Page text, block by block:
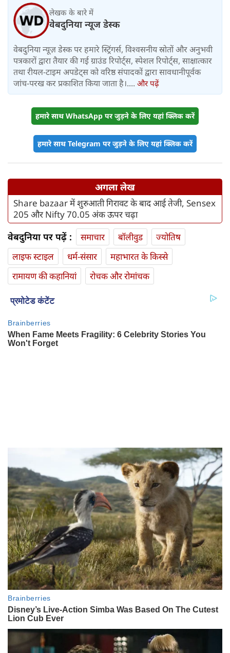
लेखक के बारे में
वेबदुनिया न्यूज डेस्क
वेबदुनिया न्यूज़ डेस्क पर हमारे स्ट्रिंगर्स, विश्वसनीय स्रोतों और अनुभवी
पत्रकारों द्वारा तैयार की गई ग्राउंड रिपोर्ट्स, स्पेशल रिपोर्ट्स, साक्षात्कार
तथा रीयल-टाइम अपडेट्स को वरिष्ठ संपादकों द्वारा सावधानीपूर्वक
जांच-परख कर प्रकाशित किया जाता है।.... और पढ़ें
हमारे साथ WhatsApp पर जुड़ने के लिए यहां क्लिक करें
हमारे साथ Telegram पर जुड़ने के लिए यहां क्लिक करें
अगला लेख
Share bazaar में शुरुआती गिरावट के बाद आई तेजी, Sensex
205 और Nifty 70.05 अंक ऊपर चढ़ा
वेबदुनिया पर पढ़ें : समाचार बॉलीवुड
ज्योतिष
लाइफ स्‍टाइल
धर्म-संसार
महाभारत के किस्से
रामायण की कहानियां
रोचक और रोमांचक